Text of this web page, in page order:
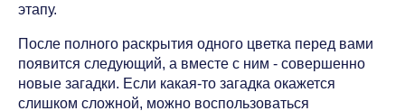
этапу.
После полного раскрытия одного цветка перед вами
появится следующий, а вместе с ним - совершенно
новые загадки. Если какая-то загадка окажется
слишком сложной, можно воспользоваться